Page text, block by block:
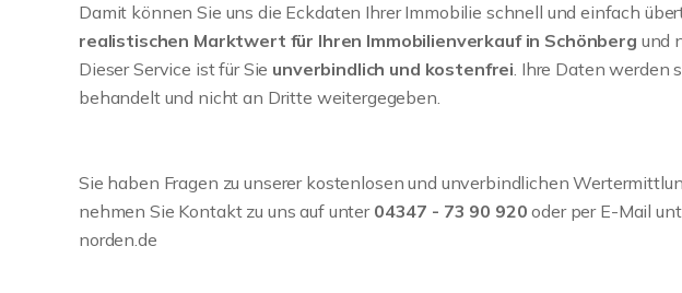
Damit können Sie uns die Eckdaten Ihrer Immobilie schnell und einfach
realistischen Marktwert für Ihren Immobilienverkauf in Schönberg und
Dieser Service ist für Sie unverbindlich und kostenfrei. Ihre Daten werden
behandelt und nicht an Dritte weitergegeben.
Sie haben Fragen zu unserer kostenlosen und unverbindlichen
nehmen Sie Kontakt zu uns auf unter 04347 - 73 90 920 oder per E-Mail
norden.de